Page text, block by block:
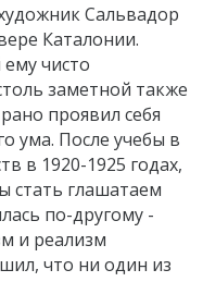
Сальвадор
Каталонии.
чисто
заметной также
проявил себя
ума. После учебы в
в 1920-1925 годах,
стать глашатаем
по-другому -
и реализм
что ни один из